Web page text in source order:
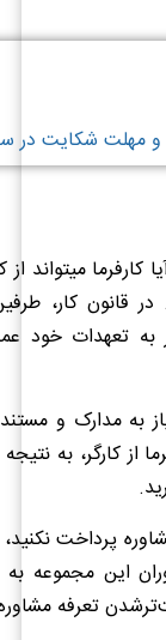
و مهلت شکایت در
میتواند
قانون کار،
تعهدات خود
به مدارک و
از کارگر، به
پرداخت
این مجموعه
تعرفه